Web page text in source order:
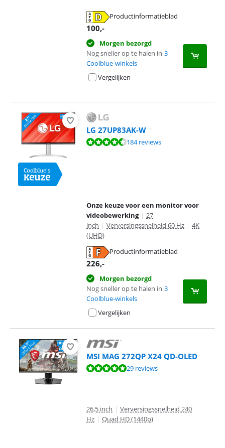
Productinformatieblad
100,-
Morgen bezorgd
Nog sneller op te halen in 3
Coolblue-winkels
Vergelijken
LG 27UP83AK-W
Beoordeling is 9,0 van de 10, gebaseerd op 184 reviews.
184 reviews
Onze keuze voor een monitor voor
videobewerking | 27
inch | Verversingssnelheid 60 Hz | 4K
(UHD)
Productinformatieblad
226,-
Morgen bezorgd
Nog sneller op te halen in 3
Coolblue-winkels
Vergelijken
MSI MAG 272QP X24 QD-OLED
Beoordeling is 9,5 van de 10, gebaseerd op 29 reviews.
29 reviews
26,5 inch | Verversingssnelheid 240
Hz | Quad HD (1440p)